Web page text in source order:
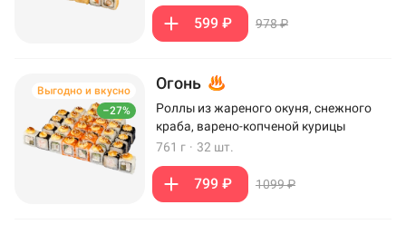
599 ₽ 978 ₽
–27%
Выгодно и вкусно Огонь
Роллы из жареного окуня, снежного
краба, варено-копченой курицы
761 г · 32 шт.
799 ₽ 1099 ₽